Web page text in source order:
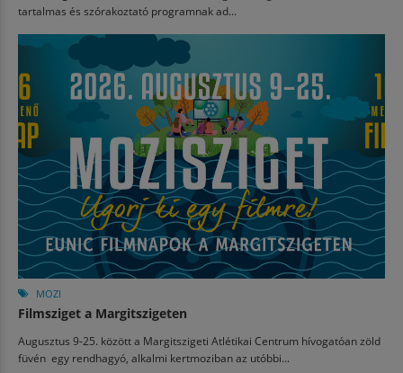
tartalmas és szórakoztató programnak ad...
MOZI
Filmsziget a Margitszigeten
Augusztus 9-25. között a Margitszigeti Atlétikai Centrum hívogatóan zöld
füvén egy rendhagyó, alkalmi kertmoziban az utóbbi...